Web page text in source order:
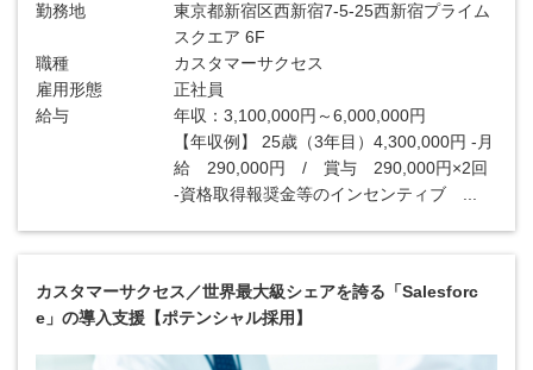
勤務地
東京都新宿区西新宿7-5-25西新宿プライム
スクエア 6F
職種
カスタマーサクセス
雇用形態
正社員
給与
年収：3,100,000円～6,000,000円
【年収例】 25歳（3年目）4,300,000円 -月
給 290,000円 / 賞与 290,000円×2回
-資格取得報奨金等のインセンティブ ...
カスタマーサクセス／世界最大級シェアを誇る「Salesforc
e」の導入支援【ポテンシャル採用】